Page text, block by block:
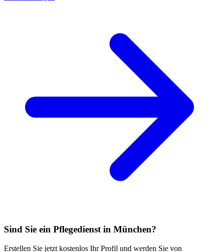
Sind Sie ein Pflegedienst in München?
Erstellen Sie jetzt kostenlos Ihr Profil und werden Sie von